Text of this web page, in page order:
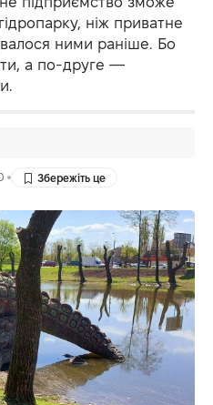
ніж приватне
ними раніше. Бо
а по-друге —